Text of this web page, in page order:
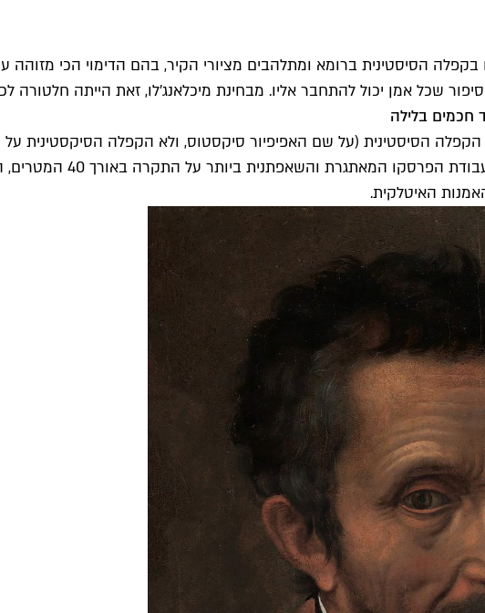
בקפלה הסיסטינית ברומא ומתלהבים מציורי הקיר, בהם הדימוי הכי
שכל אמן יכול להתחבר אליו. מבחינת מיכלאנג'לו, זאת הייתה חלטורה
חכמים בלילה
האיטלקית.